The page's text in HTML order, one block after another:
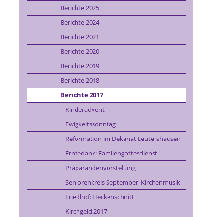
Berichte 2025
Berichte 2024
Berichte 2021
Berichte 2020
Berichte 2019
Berichte 2018
Berichte 2017
Kinderadvent
Ewigkeitssonntag
Reformation im Dekanat Leutershausen
Erntedank: Famiiengottesdienst
Präparandenvorstellung
Seniorenkreis September: Kirchenmusik
Friedhof: Heckenschnitt
Kirchgeld 2017